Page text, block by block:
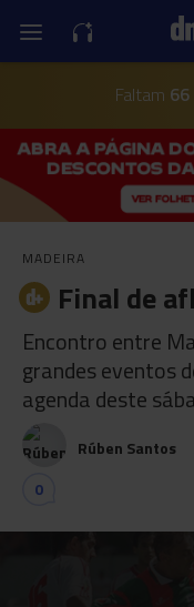
Faltam
MADEIRA
Final de
Encontro entre
grandes eventos
agenda deste
Rúben Santos
0